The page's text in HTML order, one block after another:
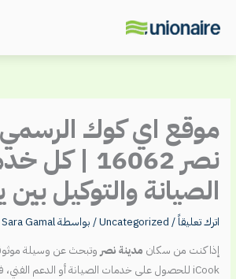
موقع اي كوك
نصر 16062 |
الصيانة والتوكيل
اترك تعليقاً/
Uncategorized/ بواسطةSara Gamal
إذا كنت من سكان مدينة نصر وتبحث عن وسيلة
iCook للحصول على خدمات الصيانة أو الدعم الفني، فأنت بحاجة إلى